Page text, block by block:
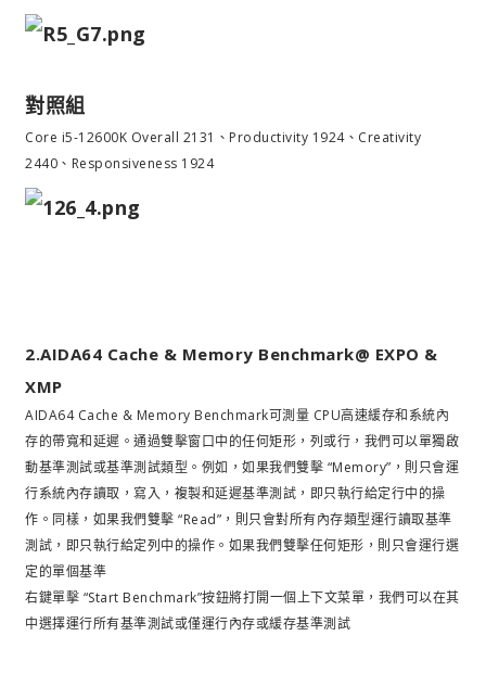
對照組
Core i5-12600K Overall 2131、Productivity 1924、Creativity
2440、Responsiveness 1924
2.AIDA64 Cache & Memory Benchmark@ EXPO &
XMP
AIDA64 Cache & Memory Benchmark可測量 CPU高速緩存和系統內
存的帶寬和延遲。通過雙擊窗口中的任何矩形，列或行，我們可以單獨啟
動基準測試或基準測試類型。例如，如果我們雙擊 “Memory”，則只會運
行系統內存讀取，寫入，複製和延遲基準測試，即只執行給定行中的操
作。同樣，如果我們雙擊 “Read”，則只會對所有內存類型運行讀取基準
測試，即只執行給定列中的操作。如果我們雙擊任何矩形，則只會運行選
定的單個基準
右鍵單擊 “Start Benchmark”按鈕將打開一個上下文菜單，我們可以在其
中選擇運行所有基準測試或僅運行內存或緩存基準測試